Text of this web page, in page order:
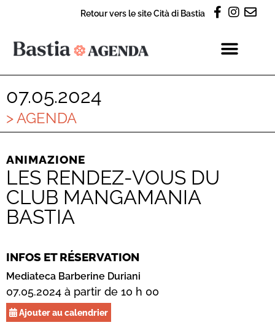
Retour vers le site Cità di Bastia
07.05.2024
> AGENDA
ANIMAZIONE
LES RENDEZ-VOUS DU
CLUB MANGAMANIA
BASTIA
INFOS ET RÉSERVATION
Mediateca Barberine Duriani
07.05.2024 à partir de 10 h 00
Ajouter au calendrier